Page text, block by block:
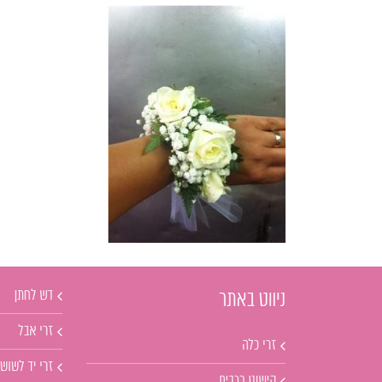
ניווט באתר
זרי כלה
דש לחתן
זרי אבל
זרי יד